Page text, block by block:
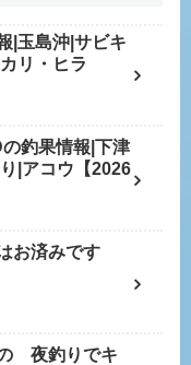
|玉島沖|サビキ
リ・ヒラ
釣果情報|下津
|アコウ【2026
お済みです
夜釣りでキ